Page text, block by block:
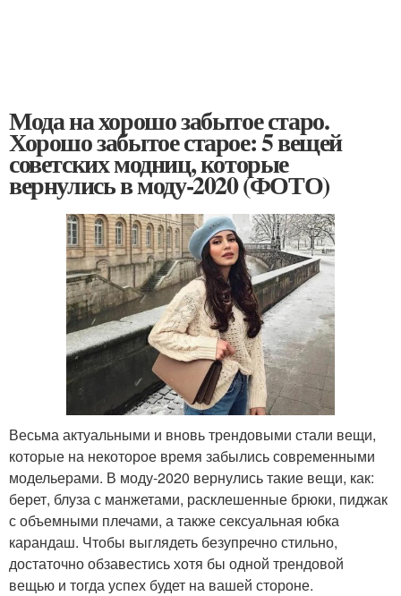
Мода на хорошо забытое старо.
Хорошо забытое старое: 5 вещей
советских модниц, которые
вернулись в моду-2020 (ФОТО)
Весьма актуальными и вновь трендовыми стали вещи,
которые на некоторое время забылись современными
модельерами. В моду-2020 вернулись такие вещи, как:
берет, блуза с манжетами, расклешенные брюки, пиджак
с объемными плечами, а также сексуальная юбка
карандаш. Чтобы выглядеть безупречно стильно,
достаточно обзавестись хотя бы одной трендовой
вещью и тогда успех будет на вашей стороне.